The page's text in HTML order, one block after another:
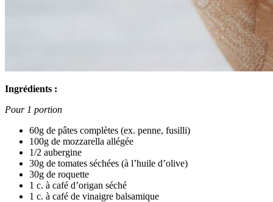
Ingrédients :
Pour 1 portion
60g de pâtes complètes (ex. penne, fusilli)
100g de mozzarella allégée
1/2 aubergine
30g de tomates séchées (à l’huile d’olive)
30g de roquette
1 c. à café d’origan séché
1 c. à café de vinaigre balsamique